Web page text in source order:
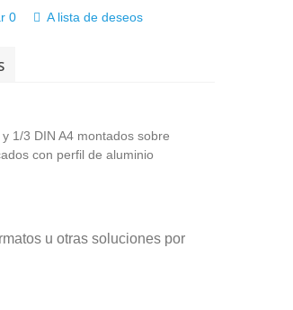
0 A lista de deseos
1/3 DIN A4 montados sobre
con perfil de aluminio
u otras soluciones por